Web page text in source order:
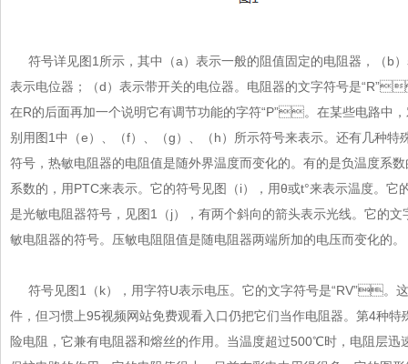
符号详见图1所示，其中（a）表示一般的阻值固定的电阻器，（b
表示电位器；（d）表示带开关的电位器。电阻器的文字符号是
在R的后面再加一个说明它有调节功能的字符“P”。在某些电路中，
别用图1中（e）、（f）、（g）、（h）所示符号来表示。还有几种
符号，热敏电阻器的电阻值是随外界温度而变化的。有的是负温度系数
系数的，用PTC来表示。它的符号见图（i），用θ或t°来表示温度
是光敏电阻器符号，见图1（j），有两个斜向的箭头表示光线。
敏电阻器的符号。压敏电阻阻值是随电阻器两端所加的电压而变化的。
符号见图1（k），用字符U表示电压。它的文字符号是“RV”
件，但习惯上95视频网站免费观看入口仍把它们当作电阻器。第4
险电阻，它兼有电阻器和熔丝的作用。当温度超过500℃时，电阻层迅